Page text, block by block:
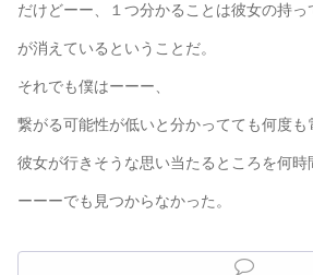
だけどーー、１つ分かることは彼女の持っ
が消えているということだ。
それでも僕はーーー、
繋がる可能性が低いと分かってても何度も
彼女が行きそうな思い当たるところを何時
ーーーでも見つからなかった。